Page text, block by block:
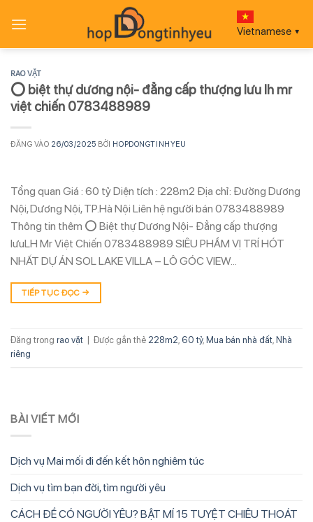
qua
Vietnamese ▼
RAO VẶT
⭕ biệt thự dương nội- đẳng cấp thượng lưu lh mr
việt chiến 0783488989
ĐĂNG VÀO 26/03/2025 BỞI HOPDONGTINHYEU
Tổng quan Giá : 60 tỷ Diện tích : 228m2 Địa chỉ: Đường Dương
Nội, Dương Nội, TP.Hà Nội Liên hệ người bán 0783488989
Thông tin thêm ⭕ Biệt thự Dương Nội- Đẳng cấp thượng
lưuLH Mr Việt Chiến 0783488989 SIÊU PHẨM VỊ TRÍ HÓT
NHẤT DỰ ÁN SOL LAKE VILLA – LÔ GÓC VIEW…
TIẾP TỤC ĐỌC →
Đăng trong rao vặt Được gắn thẻ 228m2 60 tỷ, Mua bán nhà đất Nhà
riêng
BÀI VIẾT MỚI
Dịch vụ Mai mối đi đến kết hôn nghiêm túc
Dịch vụ tìm bạn đời, tìm người yêu
CÁCH ĐỂ CÓ NGƯỜI YÊU? BẬT MÍ 15 TUYỆT CHIÊU THOÁT